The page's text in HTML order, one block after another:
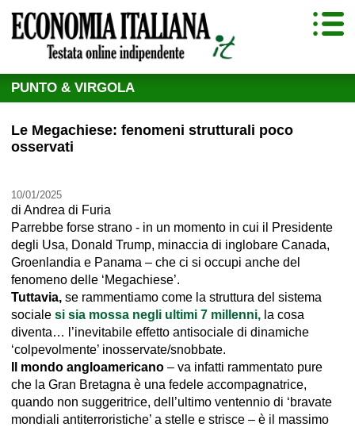
PUNTO & VIRGOLA
Le Megachiese: fenomeni strutturali poco
osservati
10/01/2025
di Andrea di Furia
Parrebbe forse strano - in un momento in cui il Presidente
degli Usa, Donald Trump, minaccia di inglobare Canada,
Groenlandia e Panama – che ci si occupi anche del
fenomeno delle ‘Megachiese’.
Tuttavia, se rammentiamo come la struttura del sistema
sociale si sia mossa negli ultimi 7 millenni, la cosa
diventa… l’inevitabile effetto antisociale di dinamiche
‘colpevolmente’ inosservate/snobbate.
Il mondo angloamericano – va infatti rammentato pure
che la Gran Bretagna è una fedele accompagnatrice,
quando non suggeritrice, dell’ultimo ventennio di ‘bravate
mondiali antiterroristiche’ a stelle e strisce – è il massimo